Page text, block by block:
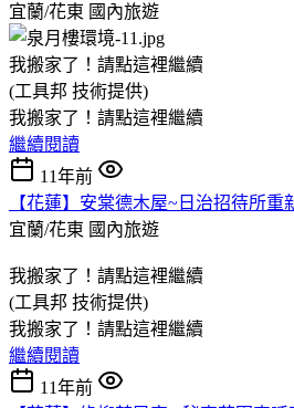
宜蘭/花東 國內旅遊
我搬家了！請點這裡繼續
(工具邦 技術提供)
我搬家了！請點這裡繼續
繼續閱讀
11年前
【花蓮】安棠德木屋~日治招待所重
宜蘭/花東 國內旅遊
我搬家了！請點這裡繼續
(工具邦 技術提供)
我搬家了！請點這裡繼續
繼續閱讀
11年前